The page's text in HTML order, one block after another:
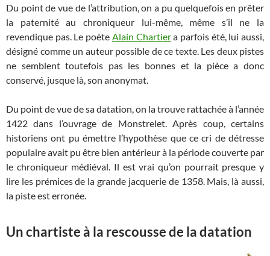
Du point de vue de l’attribution, on a pu quelquefois en prêter
la paternité au chroniqueur lui-même, même s’il ne la
revendique pas. Le poète Alain Chartiera parfois été, lui aussi,
désigné comme un auteur possible de ce texte. Les deux pistes
ne semblent toutefois pas les bonnes et la pièce a donc
conservé, jusque là, son anonymat.
Du point de vue de sa datation, on la trouve rattachée à l’année
1422 dans l’ouvrage de Monstrelet. Après coup, certains
historiens ont pu émettre l’hypothèse que ce cri de détresse
populaire avait pu être bien antérieur à la période couverte par
le chroniqueur médiéval. Il est vrai qu’on pourrait presque y
lire les prémices de la grande jacquerie de 1358. Mais, là aussi,
la piste est erronée.
Un chartiste à la rescousse de la datation